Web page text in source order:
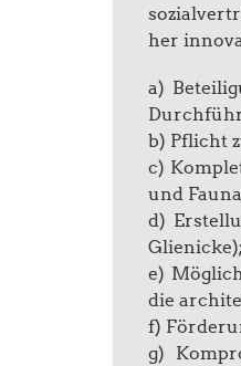
her
a)
b) Pflicht
c)
und
d)
Glienicke);
e)
die
f)
g)